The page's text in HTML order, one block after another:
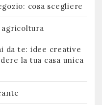
cosa scegliere
da te: idee creative
la tua casa unica